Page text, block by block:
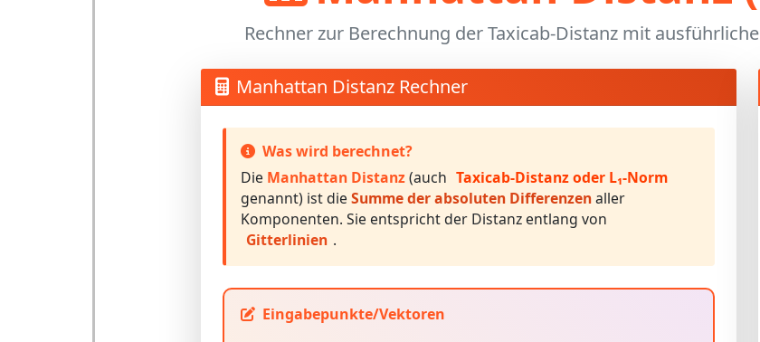
Rechner zur Berechnung der Taxicab-Distanz mit
Manhattan Distanz Rechner
Was wird berechnet?
Die Manhattan Distanz(auch Taxicab-Distanz oder L₁-Norm
genannt) ist die Summe der absoluten Differenzenaller
Komponenten. Sie entspricht der Distanz entlang von
Gitterlinien .
Eingabepunkte/Vektoren